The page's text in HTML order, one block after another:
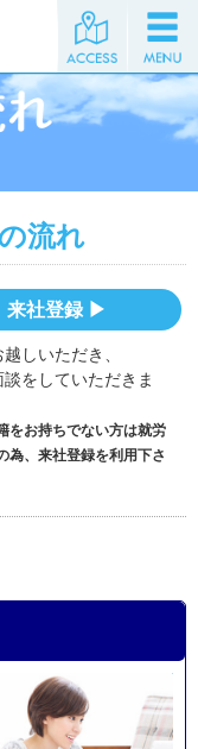
流れ
来社登録
越しいただき、
をしていただきま
をお持ちでない方は就労
為、来社登録を利用下さ